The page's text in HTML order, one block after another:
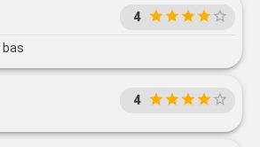
4
bas
4